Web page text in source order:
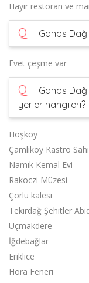
Hayır restoran ve
Q Ganos
Evet çeşme var
Q
Ganos
yerler hangileri?
Hoşköy
Çamlıköy Kastro
Namık Kemal Evi
Rakoczi Müzesi
Çorlu kalesi
Tekirdağ Şehitler
Uçmakdere
İğdebağlar
Eriklice
Hora Feneri